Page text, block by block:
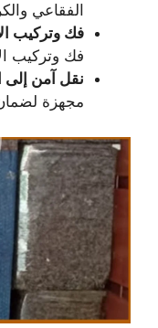
الفقاعي
فك وتركيب
فك وتركيب
نقل آمن إلى
مجهزة